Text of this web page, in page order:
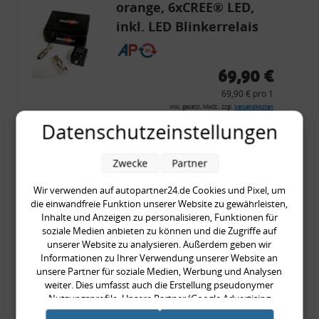
orange, 6xCREE® LED,
inkl. LED Blinkerrelais
CF 14
69,90 €
69,90 € pro 1
inkl. gesetzl. MwSt., zzgl. Versandkosten
Merkzettel
Zum Artikel
Rückleuchtenband mit
Blinker, rot, US-Ecken,
Audi 80 Cabrio, Typ 89,
OE-Nr.: 8G0945225 +
8G0945225C
999,99 €
Datenschutzeinstellungen
Wir verwenden auf autopartner24.de Cookies und Pixel, um
die einwandfreie Funktion unserer Website zu gewährleisten,
Inhalte und Anzeigen zu personalisieren, Funktionen für
soziale Medien anbieten zu können und die Zugriffe auf
unserer Website zu analysieren. Außerdem geben wir
Informationen zu Ihrer Verwendung unserer Website an
unsere Partner für soziale Medien, Werbung und Analysen
weiter. Dies umfasst auch die Erstellung pseudonymer
Nutzungsprofile. Unsere Partner (Google Advertising
Products) führen diese Informationen möglicherweise mit
Zwecke Partner